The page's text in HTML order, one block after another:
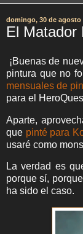
domingo, 30 de agosto
El Matador
¡Buenas de
pintura que no
mensuales de
para el
Aparte,
que pinté para
usaré como
La verdad es
porque sí,
ha sido el caso.